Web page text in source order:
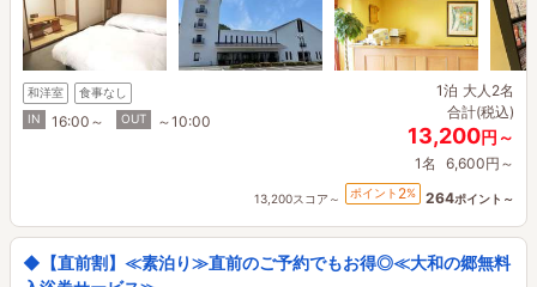
和洋室
食事なし
IN
16:00～ OUT ～10:00
1泊 大人2名
合計(税込)
13,200円～
1名 6,600円～
13,200スコア～ ポイント 2% 264ポイント～
◆【直前割】≪素泊り≫直前のご予約でもお得◎≪大和の郷無料